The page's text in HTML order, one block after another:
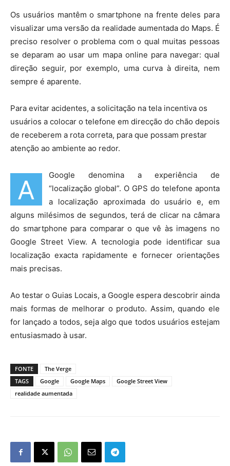
Os usuários mantêm o smartphone na frente deles para
visualizar uma versão da realidade aumentada do Maps. É
preciso resolver o problema com o qual muitas pessoas
se deparam ao usar um mapa online para navegar: qual
direção seguir, por exemplo, uma curva à direita, nem
sempre é aparente.
Para evitar acidentes, a solicitação na tela incentiva os
usuários a colocar o telefone em direcção do chão depois
de receberem a rota correta, para que possam prestar
atenção ao ambiente ao redor.
A
Google denomina a experiência de
“localização global”. O GPS do telefone aponta
a localização aproximada do usuário e, em
alguns milésimos de segundos, terá de clicar na câmara
do smartphone para comparar o que vê às imagens no
Google Street View. A tecnologia pode identificar sua
localização exacta rapidamente e fornecer orientações
mais precisas.
Ao testar o Guias Locais, a Google espera descobrir ainda
mais formas de melhorar o produto. Assim, quando ele
for lançado a todos, seja algo que todos usuários estejam
entusiasmado à usar.
FONTE
The Verge
TAGS
Google Google Maps
Google Street View
realidade aumentada